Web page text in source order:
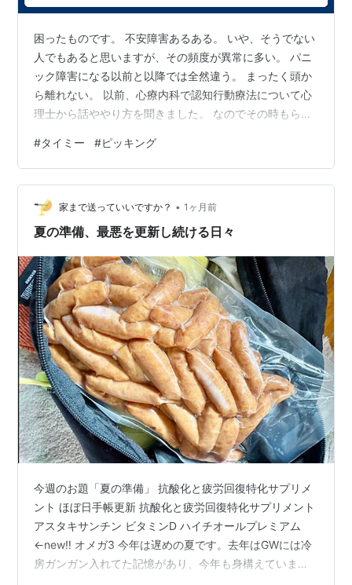
困ったものです。 不安障害あるある。 いや、そうでない
人でもあると思いますが、その頻度が異常に多い。 パニ
ック障害になる以前と以降では全然違う。 まったく頭か
ら離れない。 以前、心療内科で認知行動療法について心
理士から話ややり方を聞きました。 なのでその時もらっ
きれるくらいどうでもいいことで腹が立ち、それが治ま
らない。 何度もワークシートに記入することで、気づく
ことがあるのでしょうか？ ランキング参加中【公式】
2023年開設ブログ ランキング参加中雑談・日記を書きた
い人のグループ
#タイミー #ピッキング
家まで送っていいですか？ • 1ヶ月前
夏の準備、最悪を更新し続ける日々
今週のお題「夏の準備」 抗酸化と疲労回復特化サプリメ
ント ほぼ日手帳更新 抗酸化と疲労回復特化サプリメント
アスタキサンチン ビタミンD ハイチオールプレミアム
←new‼︎ オメガ3 今年は遅めの夏です。去年はGWには冷
房ガンガン入れてた記憶があり、今年も身構えていまし